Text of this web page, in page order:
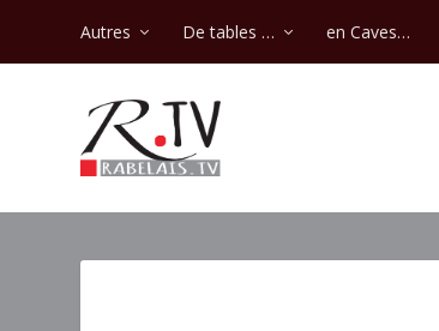
Autres De tables … en Caves…